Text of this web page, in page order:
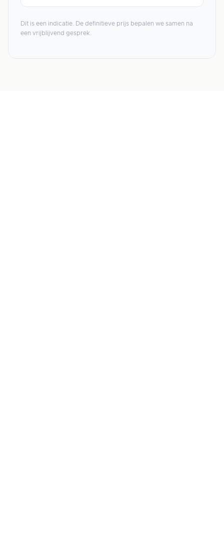
Dit is een indicatie. De definitieve prijs bepalen we samen na
een vrijblijvend gesprek.